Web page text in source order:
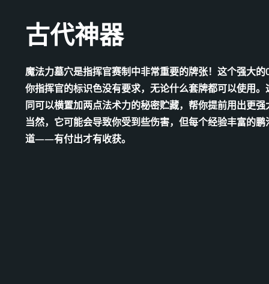
古代神器
魔法力墓穴是指挥官赛制中非常重要的牌张！这个强大的
你指挥官的标识色没有要求，无论什么套牌都可以使用。
同可以横置加两点法术力的秘密贮藏，帮你提前用出更强
当然，它可能会导致你受到些伤害，但每个经验丰富的鹏
道——有付出才有收获。